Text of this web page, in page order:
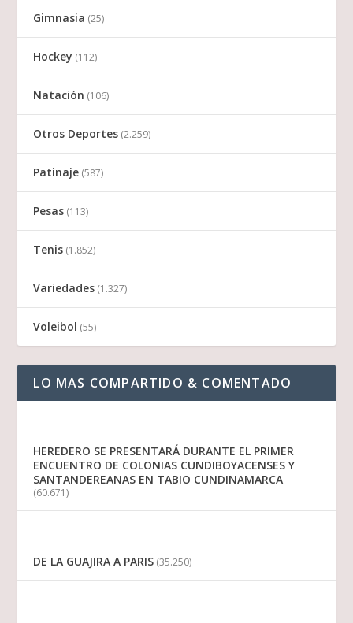
Gimnasia (25)
Hockey (112)
Natación (106)
Otros Deportes (2.259)
Patinaje (587)
Pesas (113)
Tenis (1.852)
Variedades (1.327)
Voleibol (55)
LO MAS COMPARTIDO & COMENTADO
HEREDERO SE PRESENTARÁ DURANTE EL PRIMER
ENCUENTRO DE COLONIAS CUNDIBOYACENSES Y
SANTANDEREANAS EN TABIO CUNDINAMARCA
(60.671)
DE LA GUAJIRA A PARIS (35.250)